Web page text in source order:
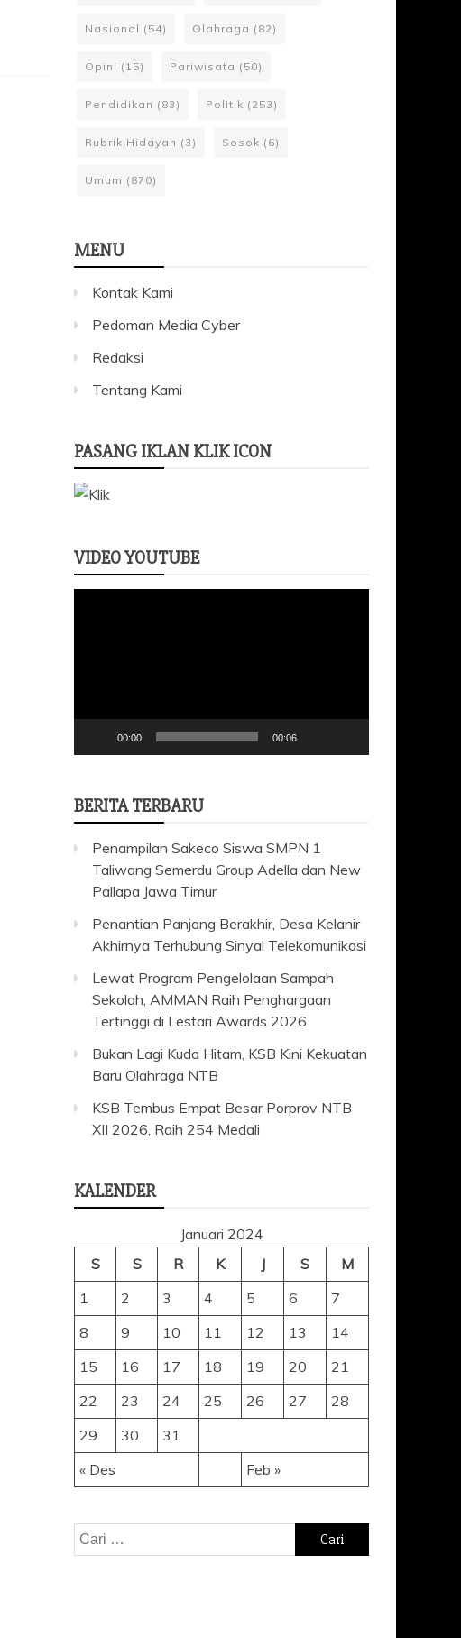
Nasional (54) Olahraga (82)
Opini (15) Pariwisata (50)
Pendidikan (83) Politik (253)
Rubrik Hidayah (3) Sosok (6)
Umum (870)
MENU
Kontak Kami
Pedoman Media Cyber
Redaksi
Tentang Kami
PASANG IKLAN KLIK ICON
VIDEO YOUTUBE
00:00 00:06
BERITA TERBARU
Penampilan Sakeco Siswa SMPN 1
Taliwang Semerdu Group Adella dan New
Pallapa Jawa Timur
Penantian Panjang Berakhir, Desa Kelanir
Akhirnya Terhubung Sinyal Telekomunikasi
Lewat Program Pengelolaan Sampah
Sekolah, AMMAN Raih Penghargaan
Tertinggi di Lestari Awards 2026
Bukan Lagi Kuda Hitam, KSB Kini Kekuatan
Baru Olahraga NTB
KSB Tembus Empat Besar Porprov NTB
XII 2026, Raih 254 Medali
KALENDER
Januari 2024
S
S R K J S M
« Des Feb »
1 2 3 4 5 6
7
8
9 10 11 12 13
14
15
16 17 18 19 20
21
22
23 24 25 26 27
28
29
30 31
Cari
untuk: